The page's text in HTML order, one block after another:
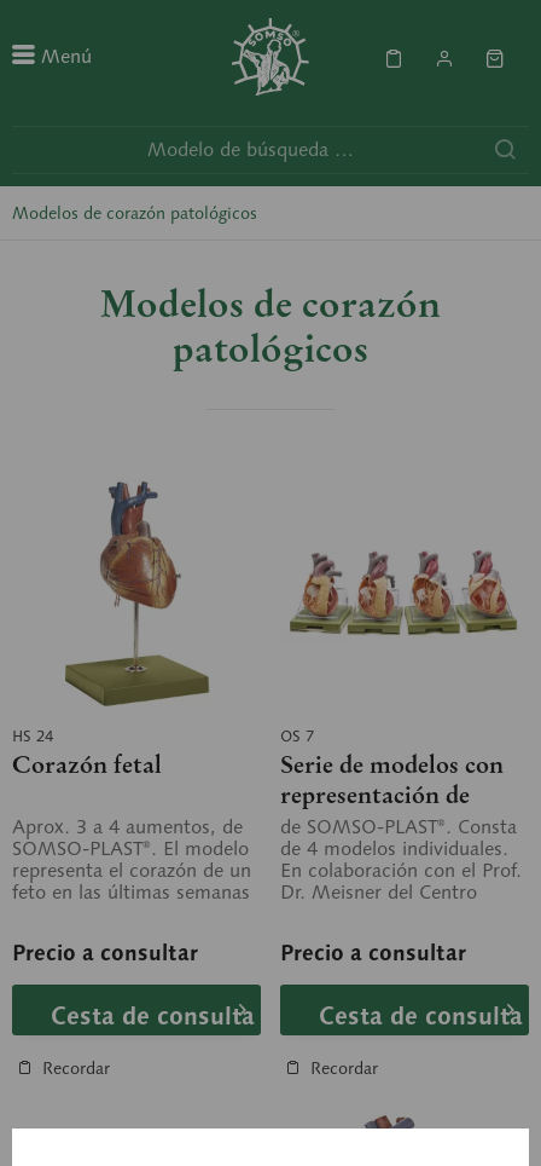
Menú
Modelos de corazón patológicos
Modelos de corazón
patológicos
HS 24
Corazón fetal
Aprox. 3 a 4 aumentos, de
SOMSO-PLAST®. El modelo
representa el corazón de un
feto en las últimas semanas
Precio a consultar
Cesta de consulta
Recordar
OS 7
Serie de modelos con
representación de
cardiopatías
congénitas
de SOMSO-PLAST®. Consta
de 4 modelos individuales.
En colaboración con el Prof.
Dr. Meisner del Centro
Precio a consultar
Cesta de consulta
Recordar